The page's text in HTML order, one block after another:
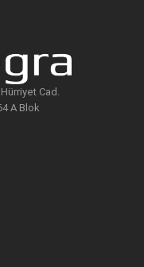
Cad.
A Blok